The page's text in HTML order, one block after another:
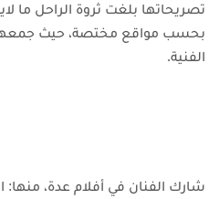
تصريحاتها
بحسب مواقع مختصة، حيث جمعها
الفنية.
شارك الفنان في أفلام عدة، منها: